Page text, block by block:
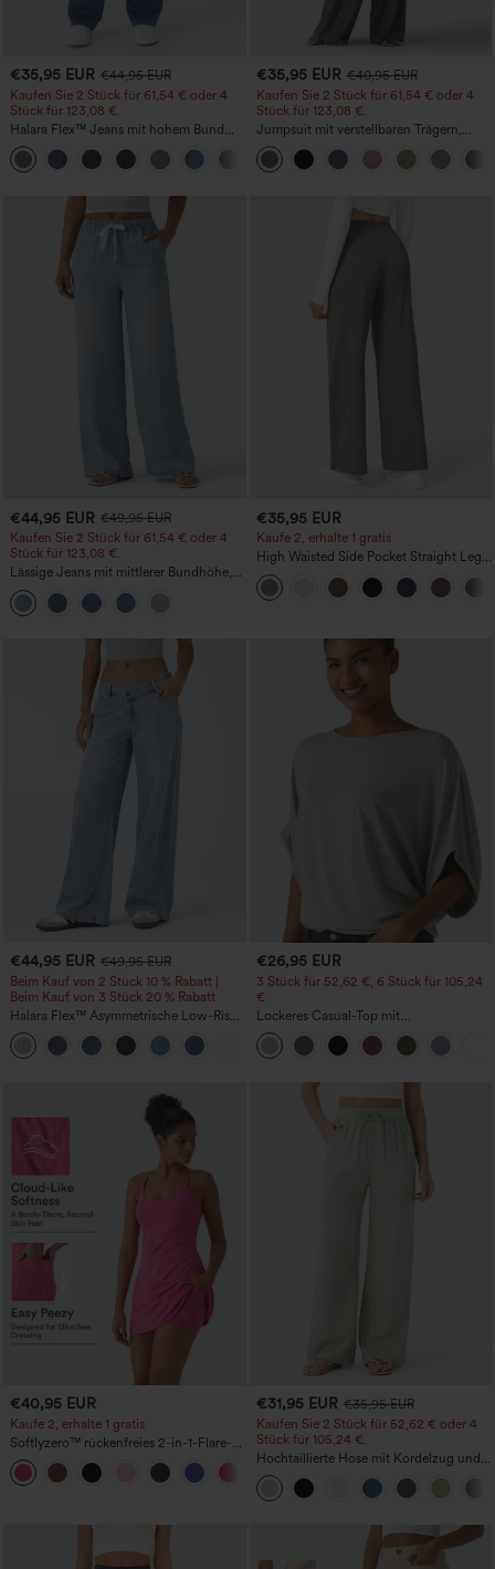
€35,95 EUR €44,95 EUR
Kaufen Sie 2 Stück für 61,54 € oder 4
Stück für 123,08 €.
Halara Flex™ Jeans mit hohem Bund
und Taschen, gewaschener, lässiger
Bootcut
+5
€35,95 EUR €40,95 EUR
Kaufen Sie 2 Stück für 61,54 € oder 4
Stück für 123,08 €.
Jumpsuit mit verstellbaren Trägern,
gerafftem Detail, weitem Bein und
meliertem Stoff, lässig, mit Taschen -
Easy Peezy
€44,95 EUR €49,95 EUR
Kaufen Sie 2 Stück für 61,54 € oder 4
Stück für 123,08 €.
Lässige Jeans mit mittlerer Bundhöhe,
Kordelzug und Taschen
€35,95 EUR
Kaufe 2, erhalte 1 gratis
High Waisted Side Pocket Straight Leg
Work Pants
€44,95 EUR €49,95 EUR
Beim Kauf von 2 Stück 10 % Rabatt |
Beim Kauf von 3 Stück 20 % Rabatt
Halara Flex™ Asymmetrische Low-Rise-
Jeans mit Reißverschlusstaschen,
Baggy-Stil, weitem Bein, gewaschen,
lässig
+5
€26,95 EUR
3 Stück für 52,62 €, 6 Stück für 105,24
€
Lockeres Casual-Top mit
Rundhalsausschnitt und
Fledermausärmeln
€40,95 EUR
Kaufe 2, erhalte 1 gratis
Softlyzero™ rückenfreies 2-in-1-Flare-
Trainingskleid – Wannabe – Easy Peezy
€31,95 EUR €35,95 EUR
Kaufen Sie 2 Stück für 52,62 € oder 4
Stück für 105,24 €.
Hochtaillierte Hose mit Kordelzug und
Taschen, weitem Bein, lässig und locker
in Leinenoptik